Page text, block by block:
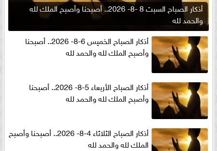
أذكار الصباح السبت 8 -8- 2026.. أصبحنا وأصبح الملك لله
والحمد لله
أذكار الصباح الخميس 6-8- 2026.. أصبحنا
وأصبح الملك لله والحمد لله
أذكار الصباح الأربعاء 5-8- 2026.. أصبحنا
وأصبح الملك لله والحمد لله
أذكار الصباح الثلاثاء 4-8- 2026.. أصبحنا وأصبح
الملك لله والحمد لله